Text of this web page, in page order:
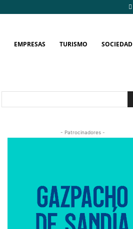
EMPRESAS TURISMO SOCIEDAD
- Patrocinadores -